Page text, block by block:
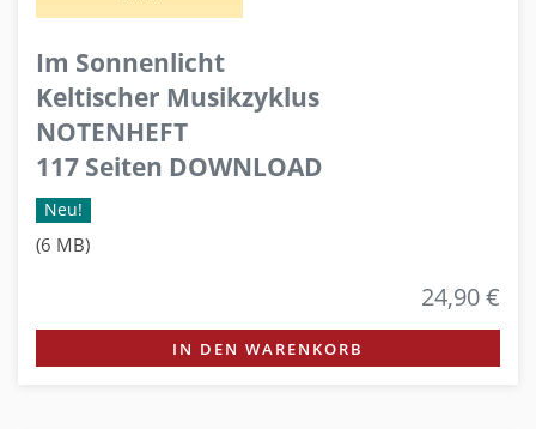
Im Sonnenlicht
Keltischer Musikzyklus
NOTENHEFT
117 Seiten DOWNLOAD
Neu!
(6 MB)
24,90 €
IN DEN WARENKORB